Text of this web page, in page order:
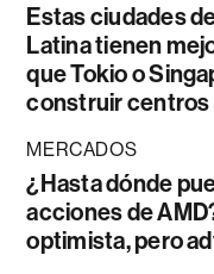
Estas ciudades
Latina tienen
que Tokio o
construir centros
MERCADOS
¿Hasta dónde
acciones de
optimista, pero